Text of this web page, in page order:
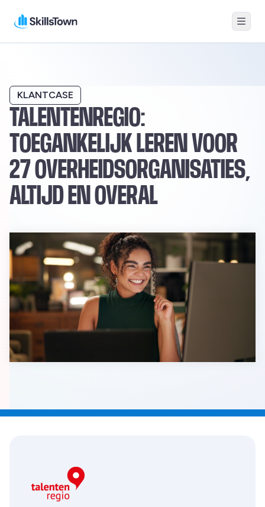
Menu
TALENTENREGIO:
TOEGANKELIJK LEREN VOOR
27 OVERHEIDSORGANISATIES,
ALTIJD EN OVERAL
KLANTCASE